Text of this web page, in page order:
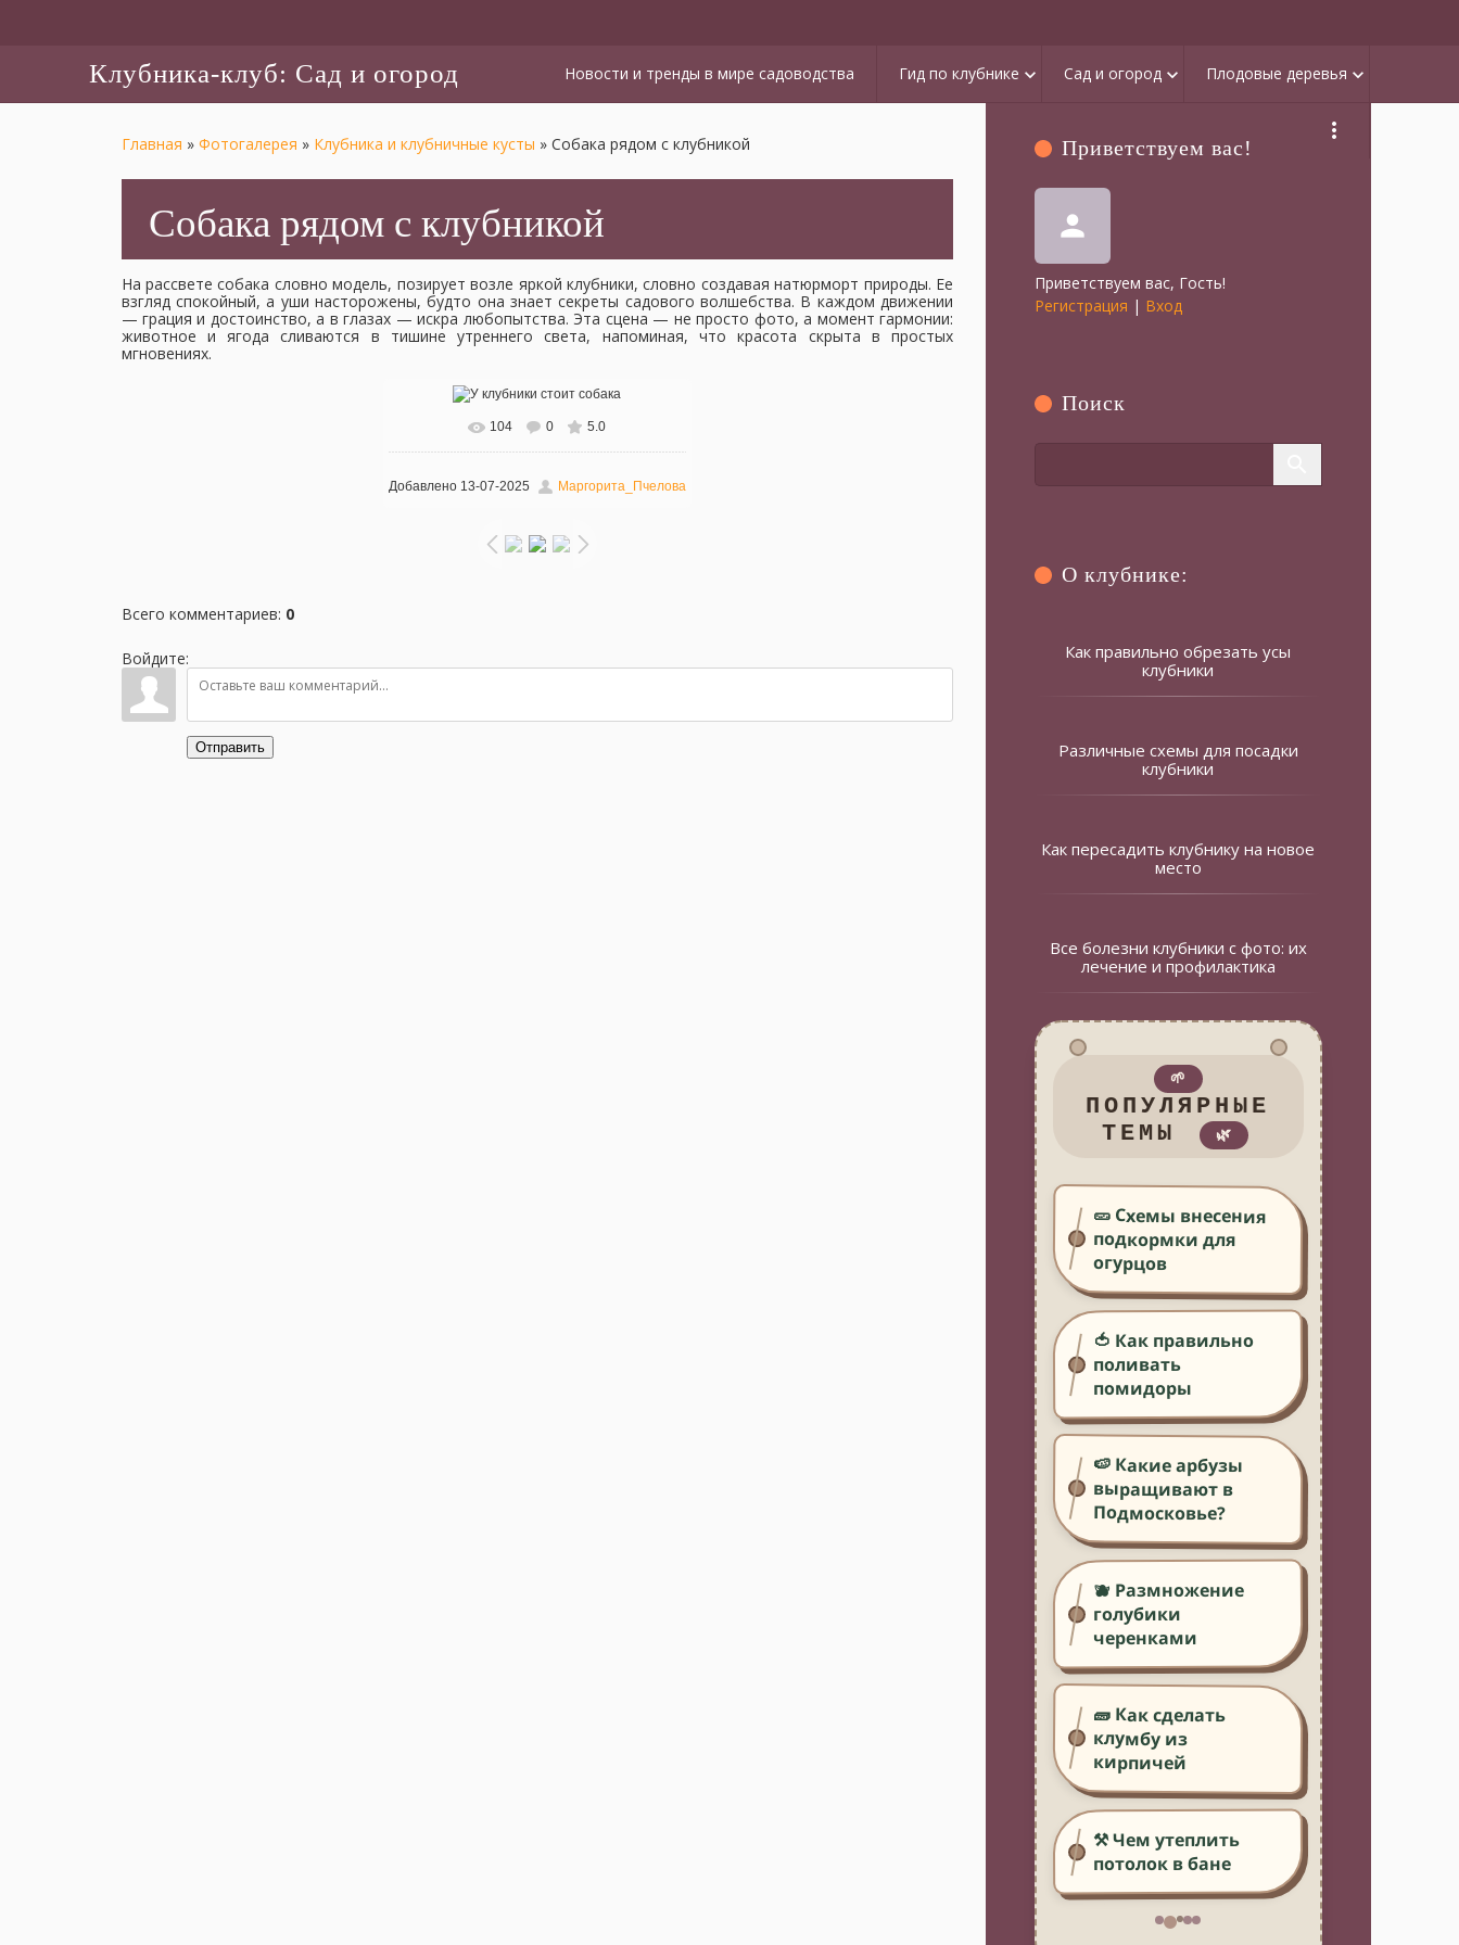
Клубника-клуб: Сад и огород Новости и тренды в мире садоводства Гид по клубнике keyboard_arrow_down Сад и огород keyboard_arrow_down Плодовые деревья keyboard_arrow_down
more_vert
Главная » Фотогалерея » Клубника и клубничные кусты » Собака рядом с клубникой
Собака рядом с клубникой
На рассвете собака словно модель, позирует возле яркой клубники, словно создавая натюрморт природы. Ее
взгляд спокойный, а уши насторожены, будто она знает секреты садового волшебства. В каждом движении
— грация и достоинство, а в глазах — искра любопытства. Эта сцена — не просто фото, а момент гармонии:
животное и ягода сливаются в тишине утреннего света, напоминая, что красота скрыта в простых
мгновениях.
В реальном размере 1344x768
104 0 5.0
Добавлено13-07-2025 Маргорита_Пчелова
Всего комментариев: 0
Войдите:
Отправить
Приветствуем вас!
person
Приветствуем вас, Гость!
Регистрация | Вход
Поиск
О клубнике:
Как правильно обрезать усы
клубники
Различные схемы для посадки
клубники
Как пересадить клубнику на новое
место
Все болезни клубники с фото: их
лечение и профилактика
🌱
ПОПУЛЯРНЫЕ
ТЕМЫ
🌿
🥒 Схемы внесения
подкормки для
огурцов
🍅 Как правильно
поливать
помидоры
🍉 Какие арбузы
выращивают в
Подмосковье?
🫐 Размножение
голубики
черенками
🧱 Как сделать
клумбу из
кирпичей
⚒️ Чем утеплить
потолок в бане